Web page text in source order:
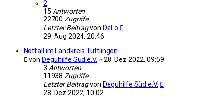
2
15 Antworten
22700 Zugriffe
Letzter Beitragvon DaLo
29. Aug 2024, 20:46
Notfall im Landkreis Tuttlingen
von Deguhilfe Süd e.V. » 28. Dez 2022, 09:59
3 Antworten
11938 Zugriffe
Letzter Beitragvon Deguhilfe Süd e.V.
28. Dez 2022, 10:02